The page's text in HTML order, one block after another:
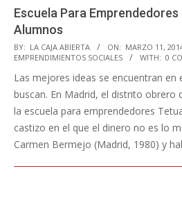
Escuela Para Emprendedores
Alumnos
2014-
03-
11
BY: LA CAJA ABIERTA ON: MARZO 11,
EMPRENDIMIENTOS SOCIALES
WITH: 0
Las mejores ideas se encuentran en
buscan. En Madrid, el distrito obrero
la escuela para emprendedores
castizo en el que el dinero no es lo
Carmen Bermejo (Madrid, 1980) y